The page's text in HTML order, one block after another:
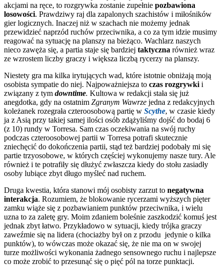
akcjami na ręce, to rozgrywka zostanie zupełnie pozbawiona
losowości. Prawdziwy raj dla zapalonych szachistów i miłośników
gier logicznych. Inaczej niż w szachach nie możemy jednak
przewidzieć naprzód ruchów przeciwnika, a co za tym idzie musimy
reagować na sytuację na planszy na bieżąco. Wachlarz naszych
nieco zawęża się, a partia staje się bardziej taktyczna również wraz
ze wzrostem liczby graczy i większa liczbą rycerzy na planszy.
Niestety gra ma kilka irytujących wad, które istotnie obniżają moją
osobista sympatie do niej. Najpoważniejsza to czas rozgrywki i
związany z tym downtime. Kultowa w redakcji stała się już
anegdotka, gdy na ostatnim Zgranym Wawrze jedna z redakcyjnych
koleżanek rozegrała czteroosobową partię w Scythe, w czasie kiedy
ja z Asią przy takiej samej ilości osób zdążyliśmy dojść do bodaj 6
(z 10) rundy w Torresa. Sam czas oczekiwania na swój ruchy
podczas czteroosobowej partii w Torresa potrafi skutecznie
zniechęcić do dokończenia partii, stąd też bardziej podobały mi się
partie trzyosobowe, w których częściej wykonujemy nasze tury. Ale
również i te potrafiły się dłużyć zwłaszcza kiedy do stołu zasiadły
osoby lubiące zbyt długo myśleć nad ruchem.
Druga kwestia, która stanowi mój osobisty zarzut to negatywna
interakcja. Rozumiem, że blokowanie rycerzami wyższych pięter
zamku wiąże się z pozbawianiem punktów przeciwnika, i wielu
uzna to za zaletę gry. Moim zdaniem boleśnie zaszkodzić komuś jest
jednak zbyt łatwo. Przykładowo w sytuacji, kiedy trójka graczy
zaweźmie się na lidera (chociażby był on z przodu jedynie o kilka
punktów), to wówczas może okazać się, że nie ma on w swojej
turze możliwości wykonania żadnego sensownego ruchu i najlepsze
co może zrobić to przesunąć się o pięć pól na torze punktacji.